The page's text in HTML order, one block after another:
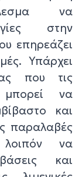
να
στην
επηρεάζει
Υπάρχει
που τις
να
και
παραλαβές
να
και